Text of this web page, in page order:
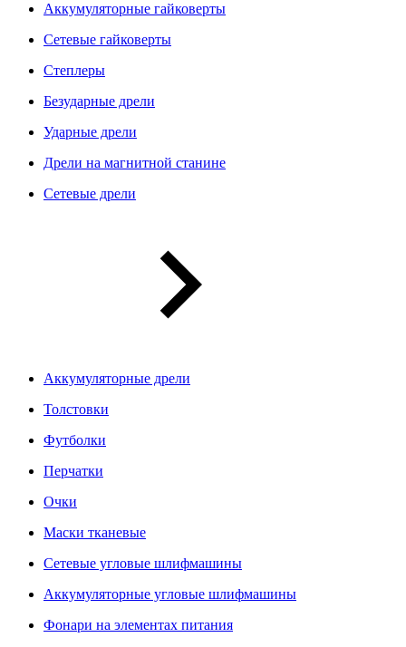
Аккумуляторные гайковерты
Сетевые гайковерты
Степлеры
Безударные дрели
Ударные дрели
Дрели на магнитной станине
Сетевые дрели
Аккумуляторные дрели
Толстовки
Футболки
Перчатки
Очки
Маски тканевые
Сетевые угловые шлифмашины
Аккумуляторные угловые шлифмашины
Фонари на элементах питания